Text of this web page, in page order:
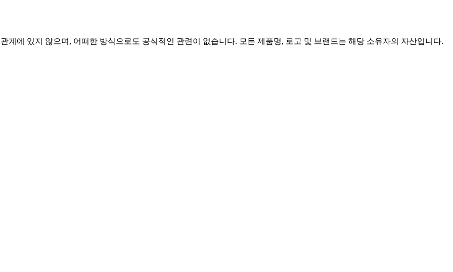
계에 있지 않으며, 어떠한 방식으로도 공식적인 관련이 없습니다. 모든 제품명, 로고 및 브랜드는 해당 소유자의 자산입니다.